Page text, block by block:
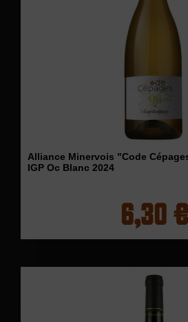
Alliance Minervois "Code
IGP Oc Blanc 2024
6,30 €